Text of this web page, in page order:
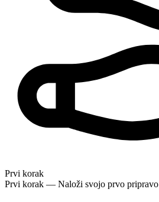
Prvi korak
Prvi korak — Naloži svojo prvo pripravo